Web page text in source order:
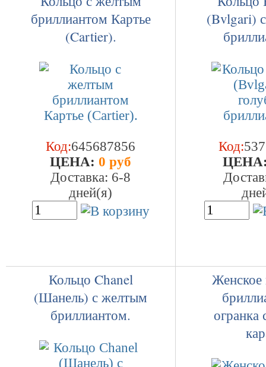
бриллиантом Картье
(Cartier).
Код:645687856
ЦEHA: 0 руб
Доставка: 6-8
дней(я)
(Bvlgari)
Код:
Кольцо Chanel
(Шанель) с желтым
бриллиантом.
Женское
огранка